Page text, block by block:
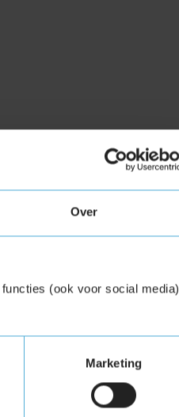
Over
(ook voor social media)
Marketing